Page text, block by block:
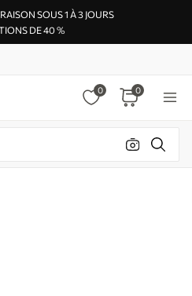
SOUS 1 À 3 JOURS
DE 40 %
0 0